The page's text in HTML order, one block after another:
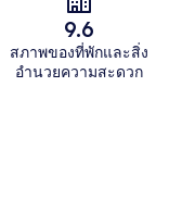
9.6
สภาพของที่พักและสิ่ง
อำนวยความสะดวก